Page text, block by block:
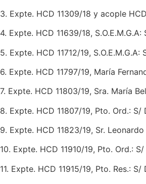
3. Expte. HCD 11309/18 y acople
4. Expte. HCD 11639/18,
5. Expte. HCD 11712/19,
6. Expte. HCD 11797/19, María
7. Expte. HCD 11803/19, Sra. María
8. Expte. HCD 11807/19, Pto. Ord.:
9. Expte. HCD 11823/19, Sr.
10. Expte. HCD 11910/19, Pto. Ord.:
11. Expte. HCD 11915/19, Pto. Res.: